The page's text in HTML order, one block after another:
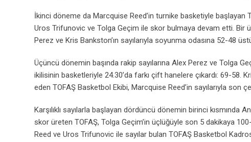
İkinci döneme da Marcquise Reed’in turnike basketiyle başlayan
Uros Trifunovic ve Tolga Geçim ile skor bulmaya devam etti. Bir
Perez ve Kris Bankston’ın sayılarıyla soyunma odasına 52-48
Üçüncü dönemin başında rakip sayılarına Alex Perez ve Tolga
ikilisinin basketleriyle 24.30’da farkı çift hanelere çıkardı: 69-
eden TOFAŞ Basketbol Ekibi, Marcquise Reed’in sayılarıyla son
Karşılıklı sayılarla başlayan dördüncü dönemin birinci
skor üreten TOFAŞ, Tolga Geçim’in üçlüğüyle son 5 dakikaya
Reed ve Uros Trifunovic ile sayılar bulan TOFAŞ Basketbol